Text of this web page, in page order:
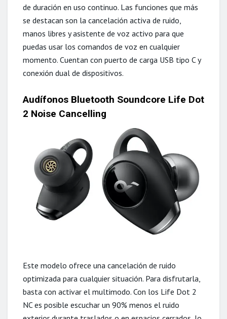
de duración en uso continuo. Las funciones que más
se destacan son la cancelación activa de ruido,
manos libres y asistente de voz activo para que
puedas usar los comandos de voz en cualquier
momento. Cuentan con puerto de carga USB tipo C y
conexión dual de dispositivos.
Audífonos Bluetooth Soundcore Life Dot
2 Noise Cancelling
Este modelo ofrece una cancelación de ruido
optimizada para cualquier situación. Para disfrutarla,
basta con activar el multimodo. Con los Life Dot 2
NC es posible escuchar un 90% menos el ruido